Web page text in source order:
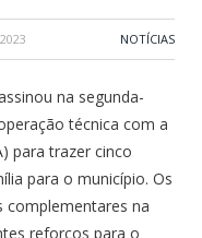
NOTÍCIAS
na segunda-
técnica com a
para trazer cinco
para o município. Os
complementares na
reforços para o